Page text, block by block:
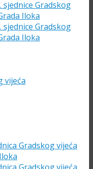
sjednice Gradskog
Iloka
sjednice Gradskog
Iloka
vijeća
Gradskog vijeća